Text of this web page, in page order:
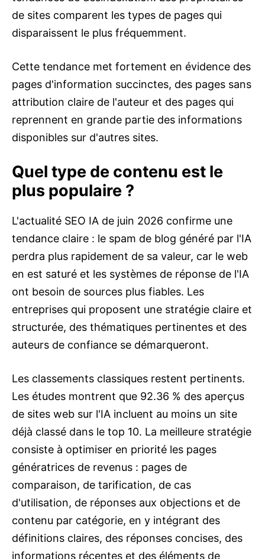
de sites comparent les types de pages qui
disparaissent le plus fréquemment.
Cette tendance met fortement en évidence des
pages d'information succinctes, des pages sans
attribution claire de l'auteur et des pages qui
reprennent en grande partie des informations
disponibles sur d'autres sites.
Quel type de contenu est le
plus populaire ?
L'actualité SEO IA de juin 2026 confirme une
tendance claire : le spam de blog généré par l'IA
perdra plus rapidement de sa valeur, car le web
en est saturé et les systèmes de réponse de l'IA
ont besoin de sources plus fiables. Les
entreprises qui proposent une stratégie claire et
structurée, des thématiques pertinentes et des
auteurs de confiance se démarqueront.
Les classements classiques restent pertinents.
Les études montrent que 92.36 % des aperçus
de sites web sur l'IA incluent au moins un site
déjà classé dans le top 10. La meilleure stratégie
consiste à optimiser en priorité les pages
génératrices de revenus : pages de
comparaison, de tarification, de cas
d'utilisation, de réponses aux objections et de
contenu par catégorie, en y intégrant des
définitions claires, des réponses concises, des
informations récentes et des éléments de